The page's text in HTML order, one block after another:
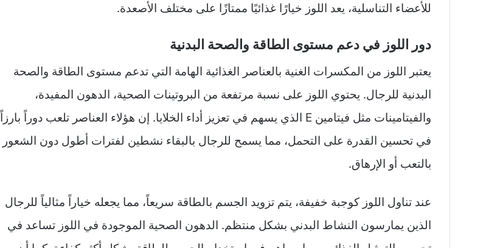
للأعضاء التناسلية، يعد اللوز خيارًا غذائيًا ممتازًا على مختلف الأصعدة.
دور اللوز في دعم مستوى الطاقة والصحة البدنية
يعتبر اللوز من المكسرات الغنية بالعناصر الغذائية الهامة التي تدعم مستوى الطاقة والصحة
البدنية للرجال. يحتوي اللوز على نسبة مرتفعة من البروتينات الصحية، الدهون المفيدة،
والفيتامينات مثل فيتامين E الذي يسهم في تعزيز أداء الخلايا. إن هؤلاء العناصر تلعب دوراً بارزاً
في تحسين القدرة على التحمل، مما يسمح للرجال بالبقاء نشطين لفترات أطول دون الشعور
بالتعب أو الإرهاق.
عند تناول اللوز كوجبة خفيفة، يتم تزويد الجسم بالطاقة سريعاً، مما يجعله خياراً مثالياً للرجال
الذين يمارسون النشاط البدني بشكل منتظم. الدهون الصحية الموجودة في اللوز تساعد في